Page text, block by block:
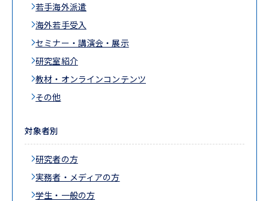
若手海外派遣
海外若手受入
セミナー・講演会・展示
研究室紹介
教材・オンラインコンテンツ
その他
対象者別
研究者の方
実務者・メディアの方
学生・一般の方